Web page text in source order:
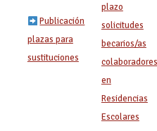
Publicación
plazas para
sustituciones
plazo
solicitudes
becarios/as
colaboradores
en
Residencias
Escolares